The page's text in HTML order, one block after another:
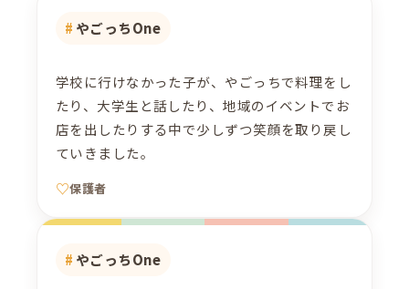
やごっちOne
学校に行けなかった子が、やごっちで料理をし
たり、大学生と話したり、地域のイベントでお
店を出したりする中で少しずつ笑顔を取り戻し
ていきました。
保護者
やごっちOne